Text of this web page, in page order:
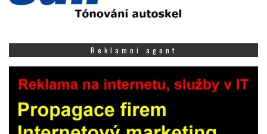
Reklamní agent